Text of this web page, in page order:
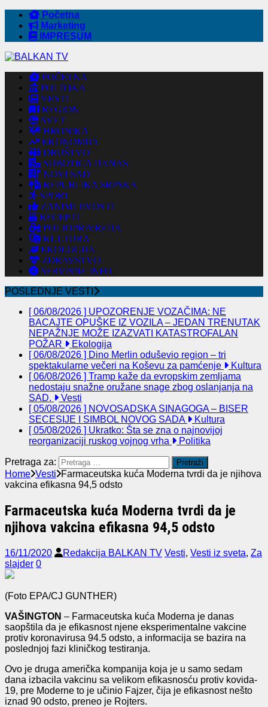
Početna
Marketing
IMPRESUM
POČETNA
POLITIKA
VESTI
REGION
SVET
HRONIKA
EKONOMIJA
DRUŠTVO
SUBOTICA DANAS
NOVI SAD
REPUBLIKA SRPSKA
SPORT
ZANIMLJIVOSTI
RECEPTI
POLJOPRIVREDA
KULTURA
EKOLOGIJA
ZDRAVSTVO
SERVISNE INFO
POSLEDNJE VESTI
[ 06/08/2026 ] UPOZORENJE VOZAČIMA: NE
BACAJTE OPUŠKE IZ VOZILA – JEDAN TRENUTAK
NEPAŽNJE MOŽE IZAZVATI KATASTROFALAN
POŽAR
Ekologija
[ 06/08/2026 ] Dino Merlin oduševio region – tri
spektakularne večeri na Koševu za pamćenje
Kultura
[ 06/08/2026 ] Tramp kaže da evropskim zemljama
nedostaju snažne oružane snage zbog oslanjanja na
SAD.
Vesti
[ 05/08/2026 ] NOVOSADSKA SINAGOGA – BISER
SECESIJE I SIMBOL NOVOG SADA
Kultura
[ 05/08/2026 ] Ukratko: Šta se zna o najnovijoj
reorganizaciji ruskog vojnog vrha
Politika
Pretraga za:
Home Vesti
Farmaceutska kuća Moderna tvrdi da je njihova
vakcina efikasna 94,5 odsto
Farmaceutska kuća Moderna tvrdi da je
njihova vakcina efikasna 94,5 odsto
16/11/2020 Redakcija BALKAN TV Vesti, Vesti iz sveta, Za
slajder 0
(Foto EPA/CJ GUNTHER)
VAŠINGTON – Farmaceutska kuća Moderna je danas
saopštila da je efikasnost njene eksperimentalne vakcine
protiv koronavirusa 94.5 odsto, a informacija se bazira na
poslednjoj fazi kliničkog testiranja.
Ovo je druga američka kompanija koja je u samo sedam
dana izbacila vakcinu sa velikom efikasnosću protiv kovida-
19, pre Moderne to je učinio Fajzer, čija je efikasnost nešto
iznad 90 odsto, preneo je Rojters.